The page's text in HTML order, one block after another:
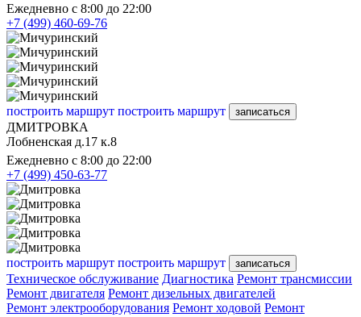
Ежедневно с 8:00 до 22:00
+7 (499) 460-69-76
построить маршрут построить маршрут записаться
ДМИТРОВКА
Лобненская д.17 к.8
Ежедневно с 8:00 до 22:00
+7 (499) 450-63-77
построить маршрут построить маршрут записаться
Техническое обслуживание Диагностика Ремонт трансмиссии
Ремонт двигателя Ремонт дизельных двигателей
Ремонт электрооборудования Ремонт ходовой Ремонт